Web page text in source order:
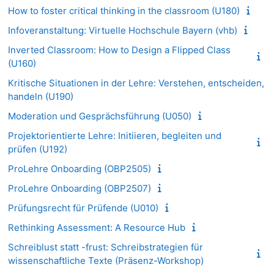
How to foster critical thinking in the classroom (U180)
Infoveranstaltung: Virtuelle Hochschule Bayern (vhb)
Inverted Classroom: How to Design a Flipped Class
(U160)
Kritische Situationen in der Lehre: Verstehen, entscheiden,
handeln (U190)
Moderation und Gesprächsführung (U050)
Projektorientierte Lehre: Initiieren, begleiten und
prüfen (U192)
ProLehre Onboarding (OBP2505)
ProLehre Onboarding (OBP2507)
Prüfungsrecht für Prüfende (U010)
Rethinking Assessment: A Resource Hub
Schreiblust statt -frust: Schreibstrategien für
wissenschaftliche Texte (Präsenz-Workshop)